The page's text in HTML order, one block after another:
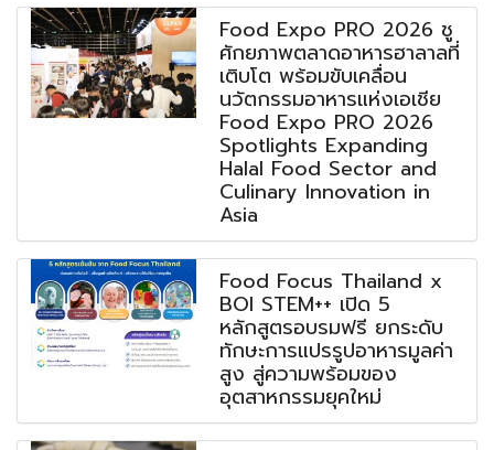
Food Expo PRO 2026 ชู
ศักยภาพตลาดอาหารฮาลาลที่
เติบโต พร้อมขับเคลื่อน
นวัตกรรมอาหารแห่งเอเชีย
Food Expo PRO 2026
Spotlights Expanding
Halal Food Sector and
Culinary Innovation in
Asia
Food Focus Thailand x
BOI STEM++ เปิด 5
หลักสูตรอบรมฟรี ยกระดับ
ทักษะการแปรรูปอาหารมูลค่า
สูง สู่ความพร้อมของ
อุตสาหกรรมยุคใหม่